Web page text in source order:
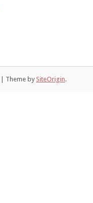
Theme by SiteOrigin.